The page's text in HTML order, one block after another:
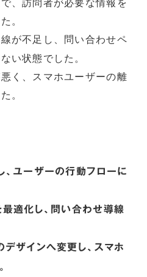
、訪問者が必要な情報を
。
が不足し、問い合わせペ
い状態でした。
く、スマホユーザーの離
。
、ユーザーの行動フローに
適化し、問い合わせ導線
ザインへ変更し、スマホ